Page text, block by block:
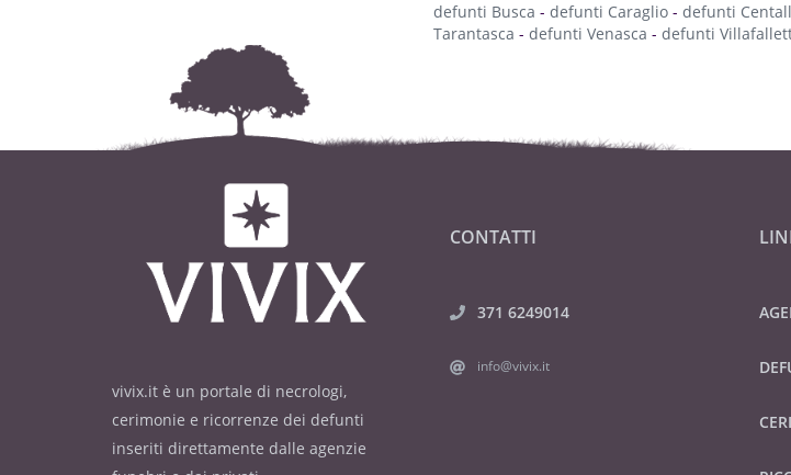
defunti Busca - defunti Caraglio- defunti
Tarantasca - defunti Venasca - defunti
vivix.it è un portale di necrologi,
cerimonie e ricorrenze dei defunti
inseriti direttamente dalle agenzie
CONTATTI
371 6249014
info@vivix.it